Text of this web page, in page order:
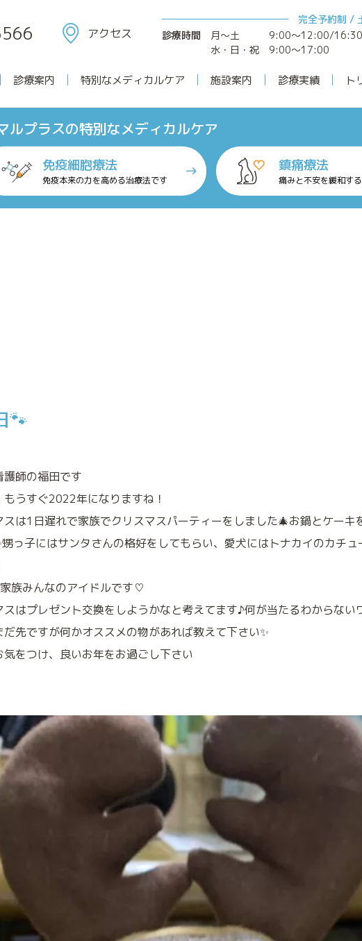
アクセス
完全予約制 /
診療時間
月～土
9:00〜12:00/
水・日・祝 9:00〜17:00
診療案内 特別なメディカルケア 施設案内 診療実績 ト
アニマルプラスについて
来院される方へのお願い
ルプラスの特別なメディカルケア
免疫細胞療法
免疫本来の力を高める治療法です
鎮痛療法
痛みと不安を緩和す
🐾
護師の福田です
もうすぐ2022年になりますね！
スは1 日遅れで家族でクリスマスパーティーをしました🎄お鍋とケーキ
甥っ子にはサンタさんの格好をしてもらい、愛犬にはトナカイのカチュ
族みんなのアイドルです♡
はプレゼント交換をしようかなと考えてます♪何が当たるわからない
だ先ですが何かオススメの物があれば教えて下さい✨
をつけ、良いお年をお過ごし下さい